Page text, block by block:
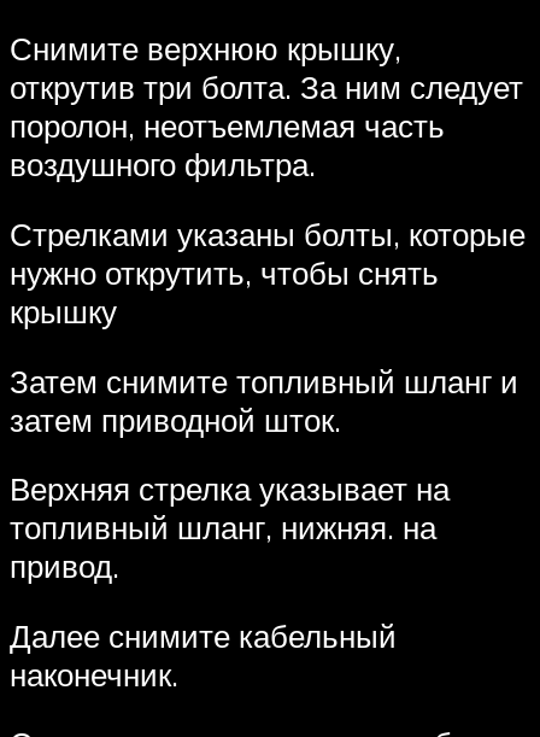
Снимите верхнюю крышку,
открутив три болта. За ним следует
поролон, неотъемлемая часть
воздушного фильтра.
Стрелками указаны болты, которые
нужно открутить, чтобы снять
крышку
Затем снимите топливный шланг и
затем приводной шток.
Верхняя стрелка указывает на
топливный шланг, нижняя. на
привод.
Далее снимите кабельный
наконечник.